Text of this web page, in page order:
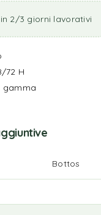
2/3 giorni lavorativi
72 H
gamma
Bottos